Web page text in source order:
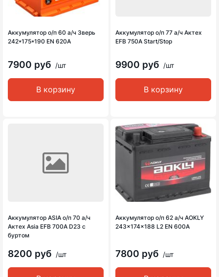
Аккумулятор о/п 60 а/ч Зверь
242*175*190 EN 620A
7900 руб /шт
В корзину
Аккумулятор о/п 77 а/ч Актех
EFB 750A Start/Stop
9900 руб /шт
В корзину
Аккумулятор ASIA о/п 70 а/ч
Актех Asia EFB 700A D23 с
буртом
8200 руб /шт
Аккумулятор о/п 62 а/ч AOKLY
243x174x188 L2 EN 600A
7800 руб /шт